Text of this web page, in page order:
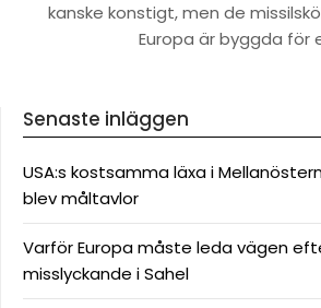
kanske konstigt, men de
Europa är byggda för
Senaste inläggen
USA:s kostsamma läxa i
blev måltavlor
Varför Europa måste leda vägen
misslyckande i Sahel